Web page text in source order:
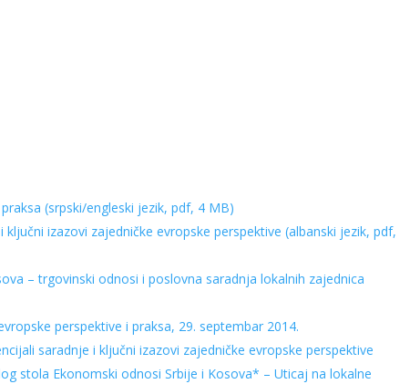
(srpski/engleski jezik, pdf, 4 MB)
izazovi zajedničke evropske perspektive (albanski jezik, pdf,
– trgovinski odnosi i poslovna saradnja lokalnih zajednica
perspektive i praksa, 29. septembar 2014.
saradnje i ključni izazovi zajedničke evropske perspektive
stola Ekonomski odnosi Srbije i Kosova* – Uticaj na lokalne